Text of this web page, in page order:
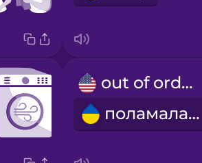
out of order
поламалась